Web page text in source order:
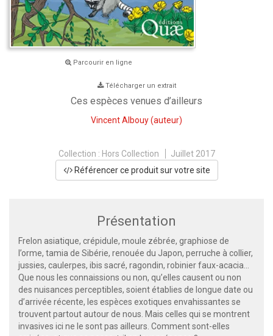
Parcourir en ligne
Télécharger un extrait
Ces espèces venues d’ailleurs
Vincent Albouy(auteur)
Collection : Hors Collection
Juillet 2017
Référencer ce produit sur votre site
Présentation
Frelon asiatique, crépidule, moule zébrée, graphiose de
l’orme, tamia de Sibérie, renouée du Japon, perruche à collier,
jussies, caulerpes, ibis sacré, ragondin, robinier faux-acacia...
Que nous les connaissions ou non, qu’elles causent ou non
des nuisances perceptibles, soient établies de longue date ou
d’arrivée récente, les espèces exotiques envahissantes se
trouvent partout autour de nous. Mais celles qui se montrent
invasives ici ne le sont pas ailleurs. Comment sont-elles